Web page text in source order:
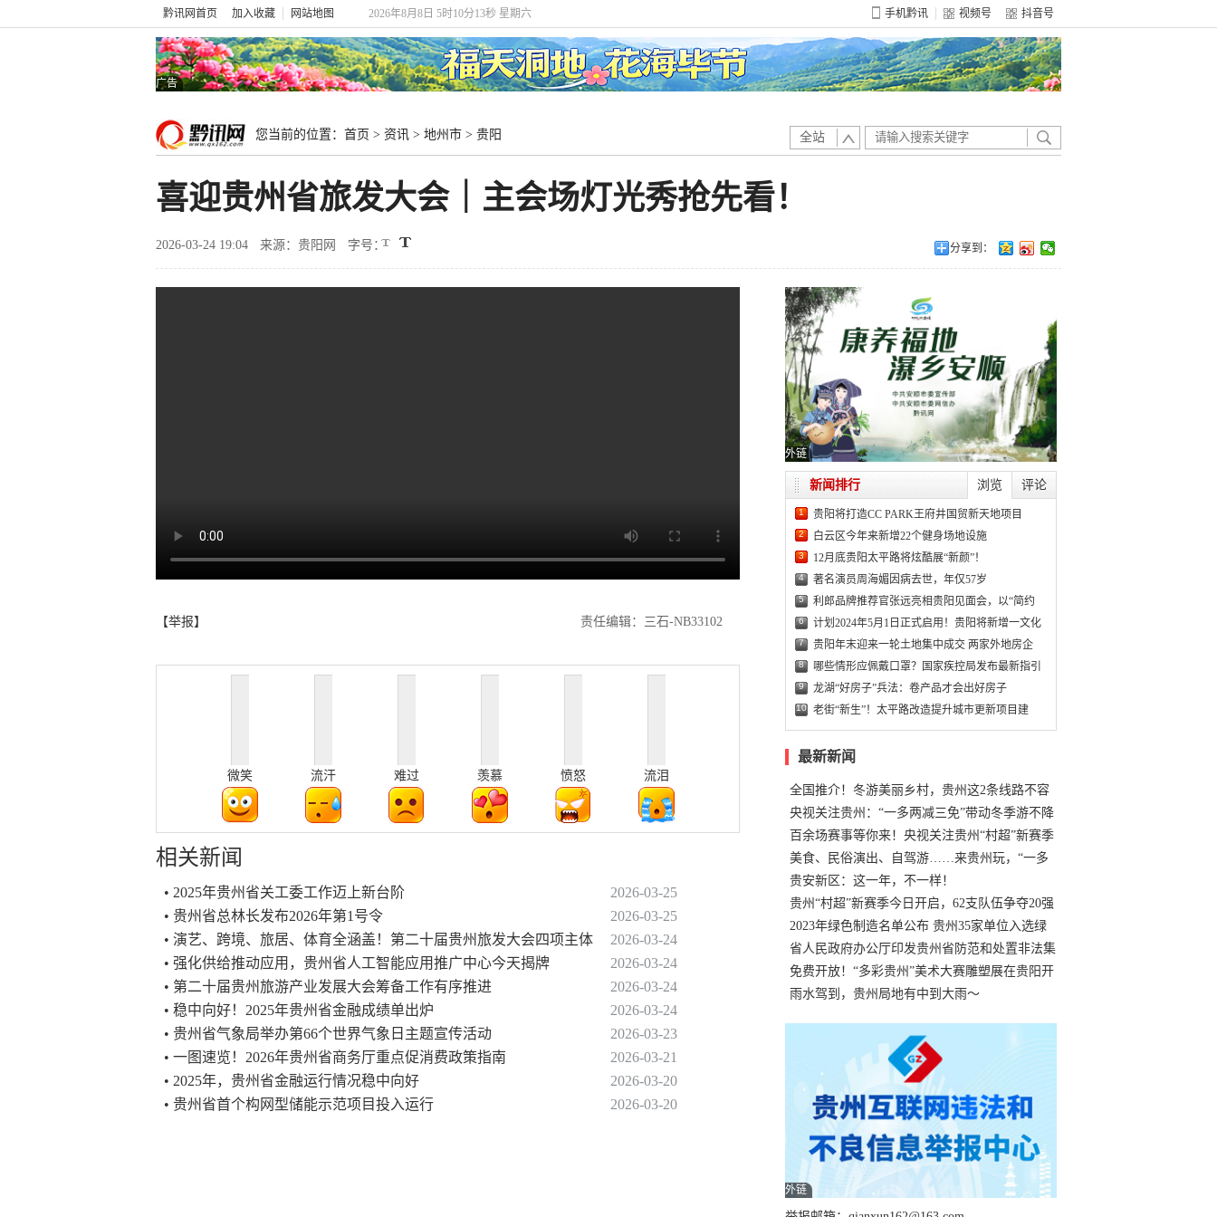
黔讯网首页 加入收藏 网站地图 2026年8月8日 5时10分14秒 星期六 手机黔讯 视频号 抖音号
广告
您当前的位置： 首页 > 资讯 > 地州市 > 贵阳 全站
喜迎贵州省旅发大会｜主会场灯光秀抢先看！
2026-03-24 19:04 来源：贵阳网 字号： 分享到：
【举报】 责任编辑：三石-NB33102
微笑 流汗 难过 羡慕 愤怒 流泪
相关新闻
• 2025年贵州省关工委工作迈上新台阶
2026-03-25
• 贵州省总林长发布2026年第1号令
2026-03-25
• 演艺、跨境、旅居、体育全涵盖！第二十届贵州旅发大会四项主体
2026-03-24
• 强化供给推动应用，贵州省人工智能应用推广中心今天揭牌
2026-03-24
• 第二十届贵州旅游产业发展大会筹备工作有序推进
2026-03-24
• 稳中向好！2025年贵州省金融成绩单出炉
2026-03-24
• 贵州省气象局举办第66个世界气象日主题宣传活动
2026-03-23
• 一图速览！2026年贵州省商务厅重点促消费政策指南
2026-03-21
• 2025年，贵州省金融运行情况稳中向好
2026-03-20
• 贵州省首个构网型储能示范项目投入运行
2026-03-20
外链
浏览 评论
新闻排行
1 贵阳将打造CC PARK王府井国贸新天地项目
2 白云区今年来新增22个健身场地设施
3 12月底贵阳太平路将炫酷展“新颜”！
4 著名演员周海媚因病去世，年仅57岁
5 利郎品牌推荐官张远亮相贵阳见面会，以“简约
6 计划2024年5月1日正式启用！贵阳将新增一文化
7 贵阳年末迎来一轮土地集中成交 两家外地房企
8 哪些情形应佩戴口罩？国家疾控局发布最新指引
9 龙湖“好房子”兵法：卷产品才会出好房子
10 老街“新生”！太平路改造提升城市更新项目建
最新新闻
全国推介！冬游美丽乡村，贵州这2条线路不容
错过
央视关注贵州：“一多两减三免”带动冬季游不降
温
百余场赛事等你来！央视关注贵州“村超”新赛季
正式“打响”
美食、民俗演出、自驾游……来贵州玩，“一多
两减三免”！
贵安新区：这一年，不一样！
贵州“村超”新赛季今日开启，62支队伍争夺20强
名额
2023年绿色制造名单公布 贵州35家单位入选绿
色工厂
省人民政府办公厅印发贵州省防范和处置非法集
资工作实施细则
免费开放！“多彩贵州”美术大赛雕塑展在贵阳开
展，持续至1月19日
雨水驾到，贵州局地有中到大雨～
外链